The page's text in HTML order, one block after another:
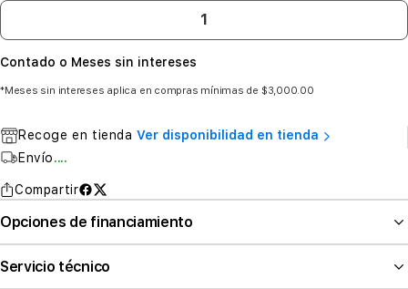
Contado o Meses sin intereses
*Meses sin intereses aplica en compras mínimas de $3,000.00
Recoge en tienda Ver disponibilidad en tienda
Envío....
Compartir
Opciones de financiamiento
Servicio técnico